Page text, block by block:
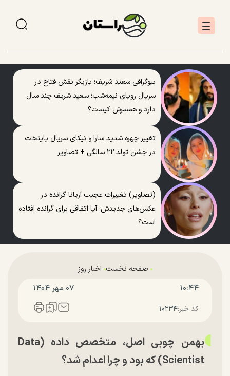
بیوگرافی سعید شریف؛ بازیگر نقش فتاح در
سریال رویای نیمه‌شب؛ سعید شریف چند سال
دارد و همسرش کیست؟
تغییر چهره شدید سارا و نیکای سریال پایتخت
در جشن تولد ۲۲ سالگی + تصاویر
(تصاویر) تغییرات عجیب آریانا گرانده در
عکس‌های جدیدش؛ آیا اتفاقی برای گرانده افتاده
است؟
صفحه نخست اخبار روز
۱۰:۴۴ ۰۷ مهر ۱۴۰۴
کد خبر:۱۰۲۳۴
بهمن چوبی اصل، متخصص داده (Data
Scientist) که بود و چرا اعدام شد؟